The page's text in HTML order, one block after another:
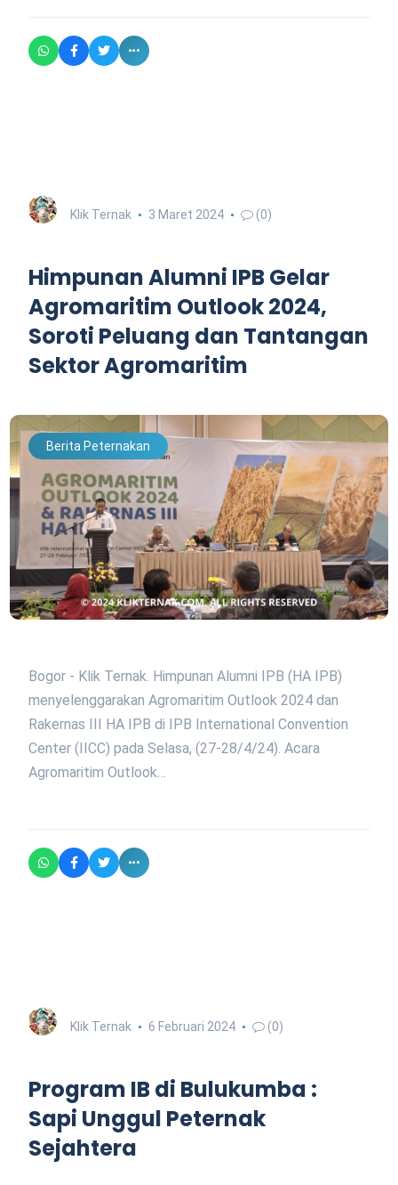
Klik Ternak 3 Maret 2024 (0)
Himpunan Alumni IPB Gelar
Agromaritim Outlook 2024,
Soroti Peluang dan Tantangan
Sektor Agromaritim
Berita Peternakan
Bogor - Klik Ternak. Himpunan Alumni IPB (HA IPB)
menyelenggarakan Agromaritim Outlook 2024 dan
Rakernas III HA IPB di IPB International Convention
Center (IICC) pada Selasa, (27-28/4/24). Acara
Agromaritim Outlook…
Klik Ternak 6 Februari 2024 (0)
Program IB di Bulukumba :
Sapi Unggul Peternak
Sejahtera